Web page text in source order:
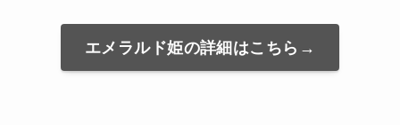
エメラルド姫の詳細はこちら→